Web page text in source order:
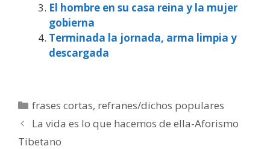
El hombre en su casa reina y la mujer
gobierna
Terminada la jornada, arma limpia y
descargada
Categorías
frases cortas, refranes/dichos populares
La vida es lo que hacemos de ella-Aforismo
Tibetano